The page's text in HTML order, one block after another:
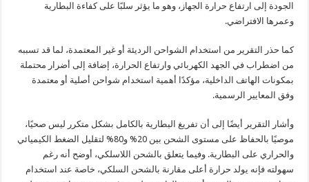
الجودة إلى ارتفاع حرارة الجهاز، وهو ما يؤثر سلبًا على كفاءة البطارية
وعمرها الافتراضي.
كما حذر التقرير من استخدام الشواحن الرديئة أو غير المعتمدة، لما قد تسببه
من اضطراب في الجهد الكهربائي وارتفاع الحرارة، إضافة إلى أضرار محتملة
بمكونات الهاتف الداخلية، مؤكدًا أهمية استخدام شواحن أصلية أو معتمدة
وفق المعايير الرسمية.
وأشار التقرير أيضًا إلى أن تفريغ البطارية بالكامل بشكل متكرر ليس صحيًا،
موصيًا بالحفاظ على مستوى الشحن بين 20% و80% لتقليل الضغط الكيميائي
والحراري على البطارية. وفيما يتعلق بالشحن اللاسلكي، أوضح أنه رغم
سهولته فإنه يولد حرارة أعلى مقارنة بالشحن السلكي، خاصة عند استخدام